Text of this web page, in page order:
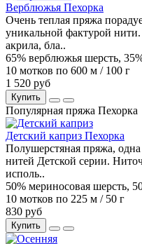
Верблюжья Пехорка
Очень теплая пряжа
уникальной фактурой
акрила, бла..
65% верблюжья шерсть,
10 мотков по 600 м / 100 г
1 520 руб
Купить
Популярная пряжа Пехорка
Детский каприз Пехорка
Полушерстяная пряжа,
нитей Детской серии.
исполь..
50% мериносовая шерсть,
10 мотков по 225 м / 50 г
830 руб
Купить